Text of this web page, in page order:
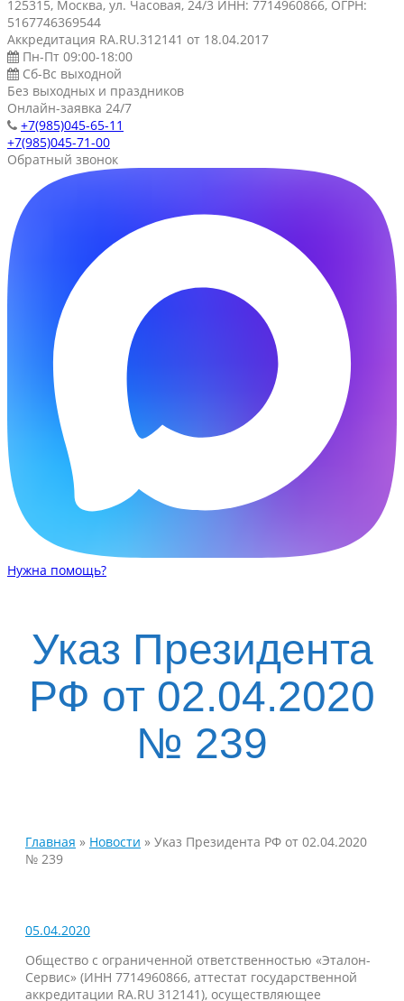
125315, Москва, ул. Часовая, 24/3 ИНН: 7714960866, ОГРН:
5167746369544
Аккредитация RA.RU.312141 от 18.04.2017
Пн-Пт 09:00-18:00
Сб-Вс выходной
Без выходных и праздников
Онлайн-заявка 24/7
+7(985)045-65-11
+7(985)045-71-00
Обратный звонок
Нужна помощь?
Указ Президента
РФ от 02.04.2020
№ 239
Главная » Новости » Указ Президента РФ от 02.04.2020
№ 239
05.04.2020
Общество с ограниченной ответственностью «Эталон-
Сервис» (ИНН 7714960866, аттестат государственной
аккредитации RА.RU 312141), осуществляющее